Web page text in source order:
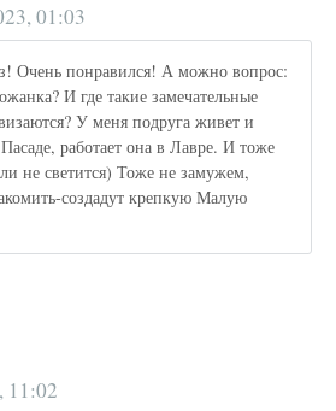
01:03
Очень понравился! А можно вопрос:
И где такие замечательные
У меня подруга живет и
работает она в Лавре. И тоже
не светится) Тоже не замужем,
создадут крепкую Малую
11:02